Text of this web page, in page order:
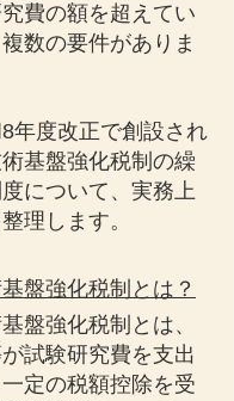
費の額を超えてい
数の要件がありま
年度改正で創設され
基盤強化税制の繰
について、実務上
理します。
盤強化税制とは？
盤強化税制とは、
試験研究費を支出
定の税額控除を受